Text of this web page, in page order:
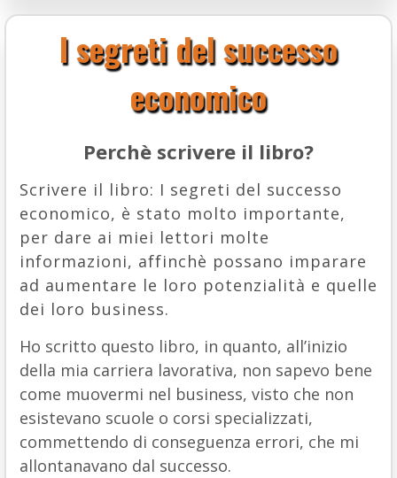
I segreti del successo
economico
Perchè scrivere il libro?
Scrivere il libro: I segreti del successo
economico, è stato molto importante,
per dare ai miei lettori molte
informazioni, affinchè possano imparare
ad aumentare le loro potenzialità e quelle
dei loro business.
Ho scritto questo libro, in quanto, all’inizio
della mia carriera lavorativa, non sapevo bene
come muovermi nel business, visto che non
esistevano scuole o corsi specializzati,
commettendo di conseguenza errori, che mi
allontanavano dal successo.